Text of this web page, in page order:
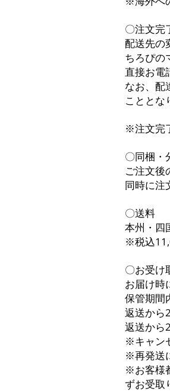
〇注文完
配送先の
ちろぴの
直接お電
なお、配
こととな
※注文完
〇同梱・
ご注文後
同時に注
〇送料
本州・四
※税込
〇お受け
お届け時
保管期間
返送から
返送から
※キャン
※再発送
※お客様
ずお受取